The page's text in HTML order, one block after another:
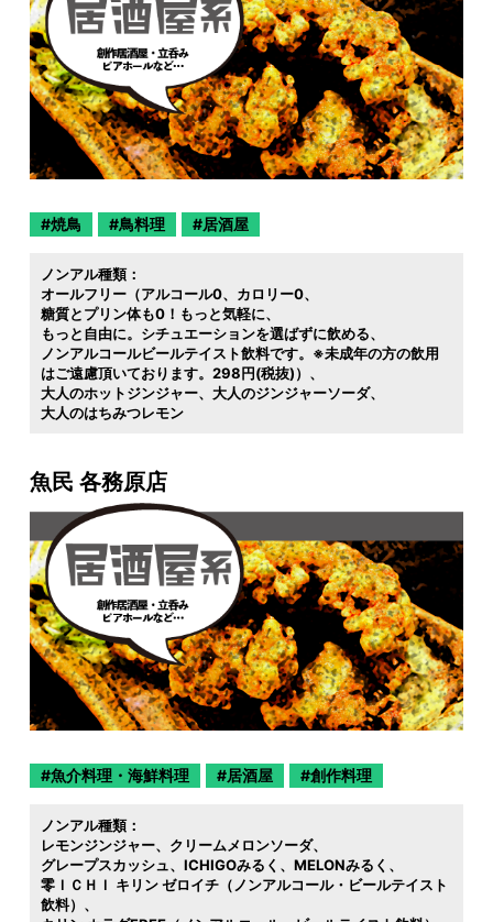
焼鳥 鳥料理 居酒屋
ノンアル種類：
オールフリー（アルコール0
カロリー0
糖質とプリン体も0！もっと気軽に
もっと自由に。シチュエーションを選ばずに飲める
ノンアルコールビールテイスト飲料です。※未成年の方の飲用
はご遠慮頂いております。298円(税抜)）
大人のホットジンジャー
大人のジンジャーソーダ
大人のはちみつレモン
魚民 各務原店
魚介料理・海鮮料理 居酒屋 創作料理
ノンアル種類：
レモンジンジャー
クリームメロンソーダ
グレープスカッシュ
ICHIGOみるく
MELONみるく
零ＩＣＨＩ キリン ゼロイチ（ノンアルコール・ビールテイスト
飲料）